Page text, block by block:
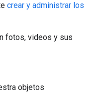
crear y administrar los
fotos, videos y sus
objetos